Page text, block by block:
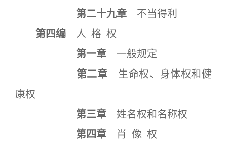
第二十九章 不当得利
第四编 人 格 权
第一章 一般规定
第二章 生命权、身体权和健
康权
第三章 姓名权和名称权
第四章 肖 像 权